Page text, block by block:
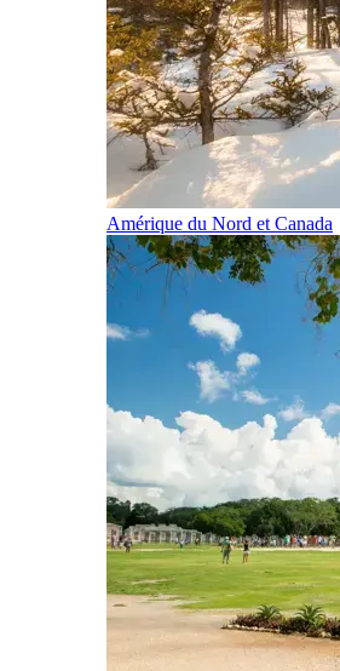
Amérique du Nord et Canada